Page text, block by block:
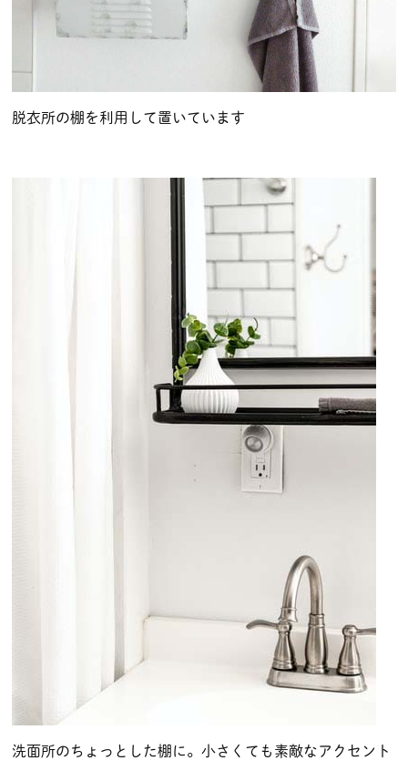
脱衣所の棚を利用して置いています
洗面所のちょっとした棚に。小さくても素敵なアクセント